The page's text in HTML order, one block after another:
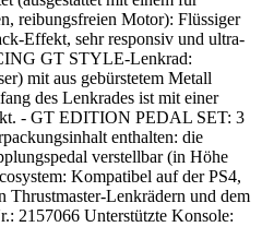
reibungsfreien Motor): Flüssiger
Effekt, sehr responsiv und ultra-
GT STYLE-Lenkrad:
mit aus gebürstetem Metall
des Lenkrades ist mit einer
- GT EDITION PEDAL SET: 3
enthalten: die
verstellbar (in Höhe
Kompatibel auf der PS4,
Thrustmaster-Lenkrädern und dem
2157066 Unterstützte Konsole: